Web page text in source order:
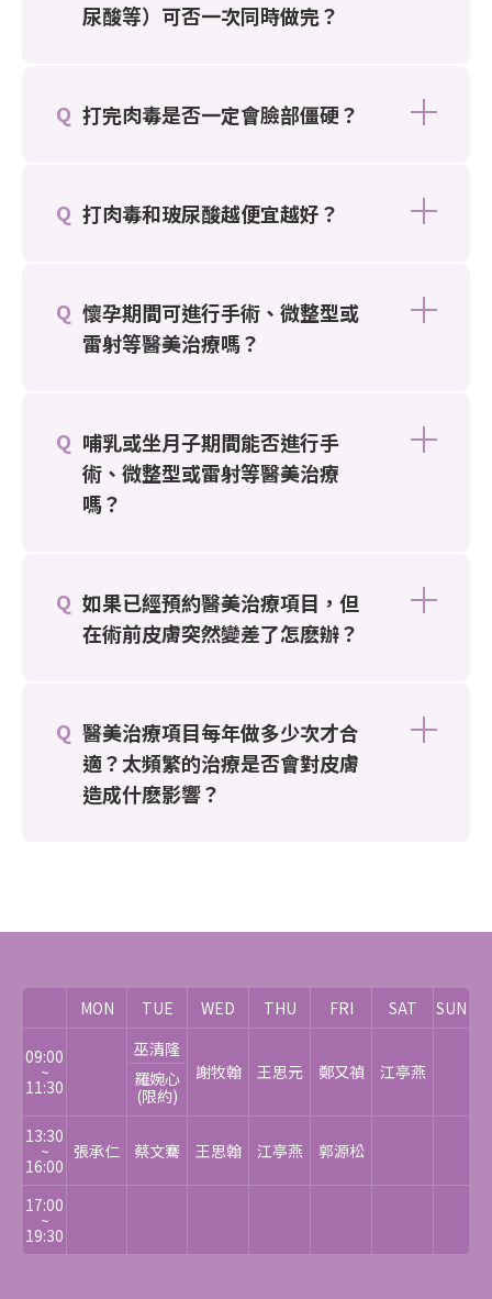
尿酸等）可否一次同時做完？
打完肉毒是否一定會臉部僵硬？
打肉毒和玻尿酸越便宜越好？
懷孕期間可進行手術、微整型或
雷射等醫美治療嗎？
哺乳或坐月子期間能否進行手
術、微整型或雷射等醫美治療
嗎？
如果已經預約醫美治療項目，但
在術前皮膚突然變差了怎麽辦？
醫美治療項目每年做多少次才合
適？太頻繁的治療是否會對皮膚
造成什麽影響？
MON TUE WED THU FRI SAT SUN
09:00
~
11:30
巫清隆
羅婉心
(限約)
謝牧翰 王思元 鄭又禎 江亭燕
13:30
~
16:00
張承仁 蔡文騫 王思翰 江亭燕 郭源松
17:00
~
19:30